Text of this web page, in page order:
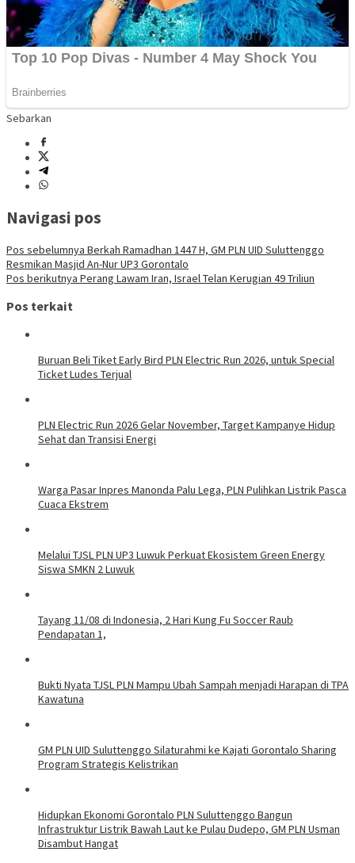
Sebarkan
Navigasi pos
Pos sebelumnya Berkah Ramadhan 1447 H, GM PLN UID Suluttenggo
Resmikan Masjid An-Nur UP3 Gorontalo
Pos berikutnya Perang Lawam Iran, Israel Telan Kerugian 49 Triliun
Pos terkait
Buruan Beli Tiket Early Bird PLN Electric Run 2026, untuk Special
Ticket Ludes Terjual
PLN Electric Run 2026 Gelar November, Target Kampanye Hidup
Sehat dan Transisi Energi
Warga Pasar Inpres Manonda Palu Lega, PLN Pulihkan Listrik Pasca
Cuaca Ekstrem
Melalui TJSL PLN UP3 Luwuk Perkuat Ekosistem Green Energy
Siswa SMKN 2 Luwuk
Tayang 11/08 di Indonesia, 2 Hari Kung Fu Soccer Raub
Pendapatan 1,
Bukti Nyata TJSL PLN Mampu Ubah Sampah menjadi Harapan di TPA
Kawatuna
GM PLN UID Suluttenggo Silaturahmi ke Kajati Gorontalo Sharing
Program Strategis Kelistrikan
Hidupkan Ekonomi Gorontalo PLN Suluttenggo Bangun
Infrastruktur Listrik Bawah Laut ke Pulau Dudepo, GM PLN Usman
Disambut Hangat